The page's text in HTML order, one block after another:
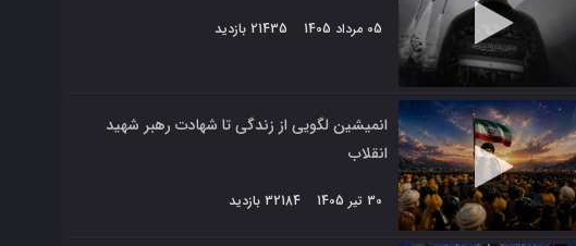
05 مرداد 1405 21435 بازدید
انمیشین لگویی از زندگی تا شهادت رهبر شهید
انقلاب
30 تیر 1405 32184 بازدید